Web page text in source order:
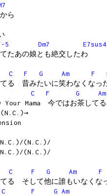
ら
5
Dm7 E7sus4
たあの娘とも絶交したわ
C F G Am F
る 昔みたいに笑わなくなっ
C F G
Am
Your Mama 今ではお茶してる
(N.C.)/
(N.C.)/
C F G Am F
る そして他に誰もいなくな
C F G Am